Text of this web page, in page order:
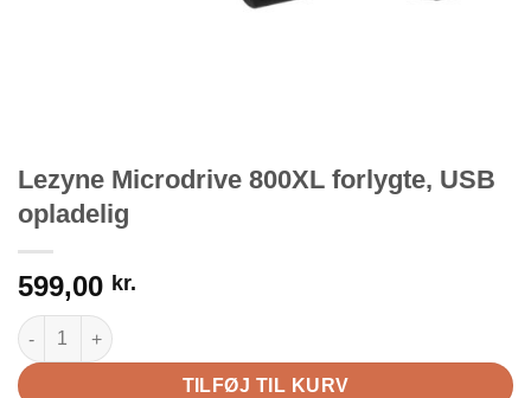
Lezyne Microdrive 800XL forlygte, USB
opladelig
599,00 kr.
Lezyne Microdrive 800XL forlygte, USB opladelig antal
TILFØJ TIL KURV